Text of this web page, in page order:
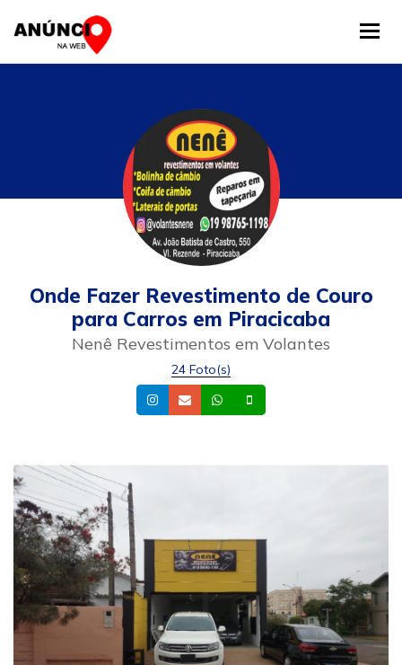
Onde Fazer Revestimento de Couro
para Carros em Piracicaba
Nenê Revestimentos em Volantes
24 Foto(s)
Instagram
Email Whatsapp